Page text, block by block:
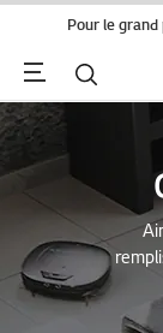
Pour le grand
Menu Rechercher